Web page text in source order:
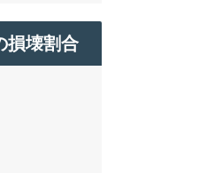
損壊割合